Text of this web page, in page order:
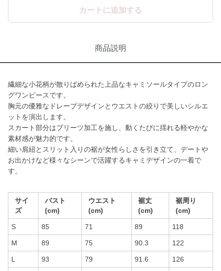
カートに追加する
商品説明
繊細な小花柄が散りばめられた上品なキャミソールタイプのロン
グワンピースです。
胸元の優雅なドレープデザインとウエストの絞りで美しいシルエ
ットを演出します。
スカート部分はプリーツ加工を施し、動くたびに揺れる軽やかな
素材感が魅力的です。
細い肩紐とスリット入りの裾が女性らしさを引き立て、デートや
お出かけなど様々なシーンで活躍するキャミデザインの一着で
す。
サイ
ズ
バスト
(cm)
ウエスト
(cm)
裾丈
(cm)
裾周り
(cm)
S 85 71 89 118
M 89 75 90.3 122
L 93 79 91.6 126